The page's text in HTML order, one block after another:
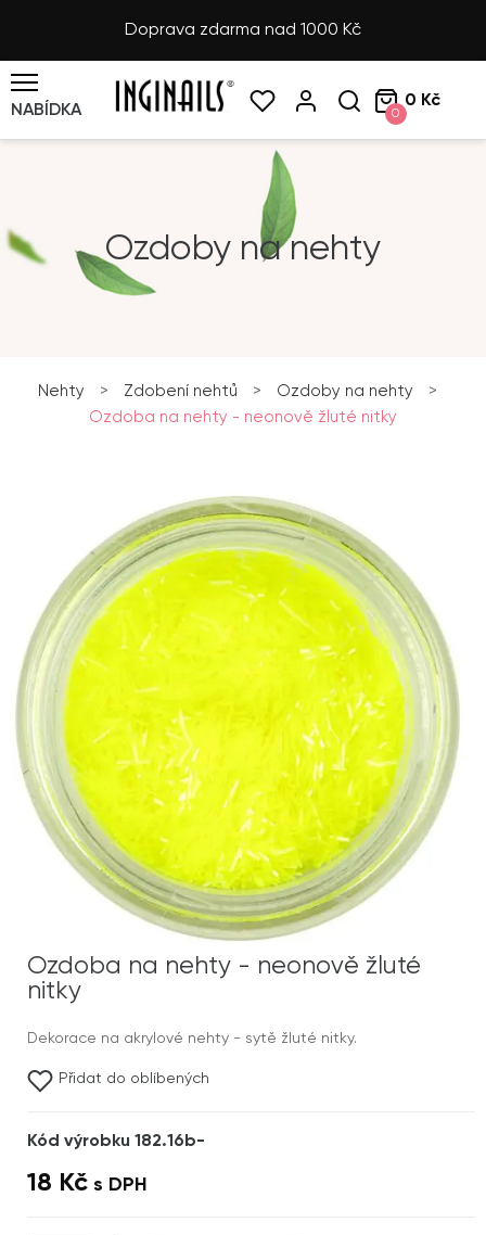
Doprava zdarma nad 1000 Kč
NABÍDKA 0
0 Kč
Ozdoby na nehty
Nehty > Zdobení nehtů > Ozdoby na nehty
>
Ozdoba na nehty - neonově žluté nitky
Ozdoba na nehty - neonově žluté
nitky
Dekorace na akrylové nehty - sytě žluté nitky.
Přidat do oblíbených
Kód výrobku 182.16b-
18 Kč s DPH